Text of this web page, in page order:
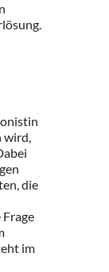
wird,
die
im